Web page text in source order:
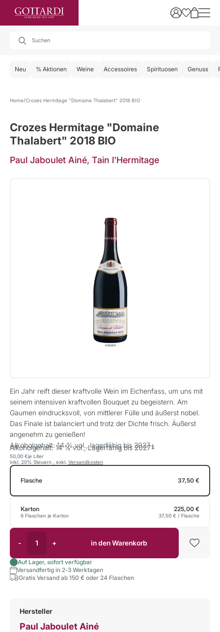
Neu % Aktionen Weine Accessoires Spirituosen Genuss
Home Crozes Hermitage "Domaine Thalabert" 2018 BIO
Crozes Hermitage "Domaine
Thalabert" 2018 BIO
Paul Jaboulet Ainé, Tain l'Hermitage
Ein Jahr reift dieser kraftvolle Wein im Eichenfass, um uns mit
seinem intensiven kraftvollen Bouquet zu begeistern. Am
Gaumen eindrucksvoll, von mittlerer Fülle und äußerst nobel.
Das Finale ist balanciert und trotz der Dichte frisch. Äußerst
angenehm zu genießen!
Alkoholgehalt: 14 % vol., lagerfähig bis 2027+
Alkoholgehalt: 14 % vol., Lagerfähig bis 2027+
je Liter
50,00 €
Inkl. 20% Steuern , exkl. Versandkosten
Flasche 37,50 €
Karton 225,00 €
6 Flaschen je Karton 37,50 € / Flasche
- + in den Warenkorb
Auf Lager, sofort verfügbar
Versandfertig in 2-3 Werktagen
Gratis Versand ab 150 € oder 24 Flaschen
Hersteller
Paul Jaboulet Ainé